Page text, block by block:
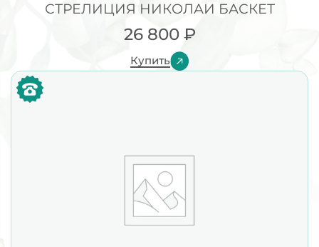
СТРЕЛИЦИЯ НИКОЛАИ БАСКЕТ
26 800 ₽
Купить